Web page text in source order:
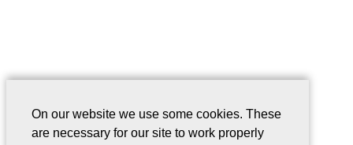
On our website we use some cookies. These
are necessary for our site to work properly